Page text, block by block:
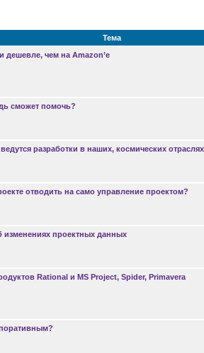
Тема
дешевле, чем на Amazon’е
сможет помочь?
разработки в наших, космических
отводить на само управление проектом?
изменениях проектных данных
Rational и MS Project, Spider, Primavera